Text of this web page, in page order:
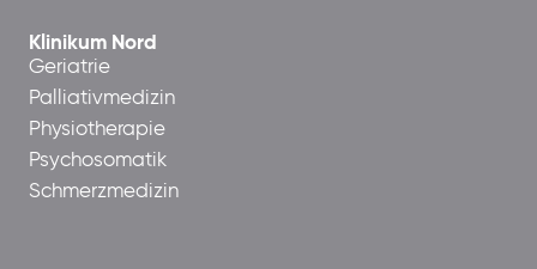
Klinikum Nord
Geriatrie
Palliativmedizin
Physiotherapie
Psychosomatik
Schmerzmedizin